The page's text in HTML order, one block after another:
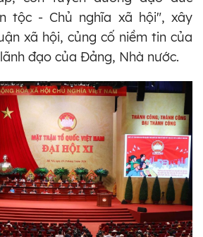
tộc - Chủ nghĩa xã hội", xây
xã hội, củng cố niềm tin của
đạo của Đảng, Nhà nước.